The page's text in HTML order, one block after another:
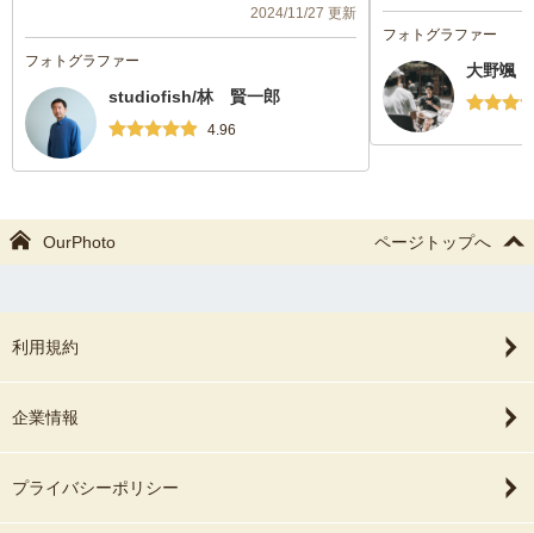
大変助かりました。またご縁がありました
ら、よろしくお願いいたします。
2024/11/27 更新
フォトグラファー
studiofish/林 賢一郎
4.96
フォトグラファー
大野颯
OurPhoto ページトップへ
利用規約
企業情報
プライバシーポリシー